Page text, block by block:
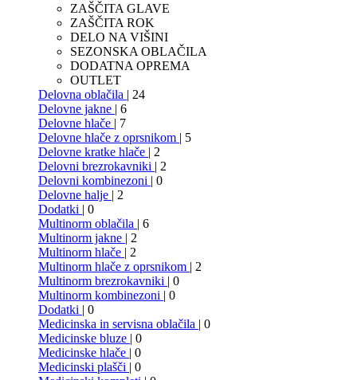
ZAŠČITA GLAVE
ZAŠČITA ROK
DELO NA VIŠINI
SEZONSKA OBLAČILA
DODATNA OPREMA
OUTLET
Delovna oblačila | 24
Delovne jakne | 6
Delovne hlače | 7
Delovne hlače z oprsnikom | 5
Delovne kratke hlače | 2
Delovni brezrokavniki | 2
Delovni kombinezoni | 0
Delovne halje | 2
Dodatki | 0
Multinorm oblačila | 6
Multinorm jakne | 2
Multinorm hlače | 2
Multinorm hlače z oprsnikom | 2
Multinorm brezrokavniki | 0
Multinorm kombinezoni | 0
Dodatki | 0
Medicinska in servisna oblačila | 0
Medicinske bluze | 0
Medicinske hlače | 0
Medicinski plašči | 0